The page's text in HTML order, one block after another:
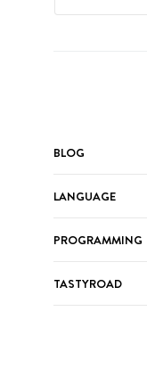
BLOG
LANGUAGE
PROGRAMMING
TASTYROAD